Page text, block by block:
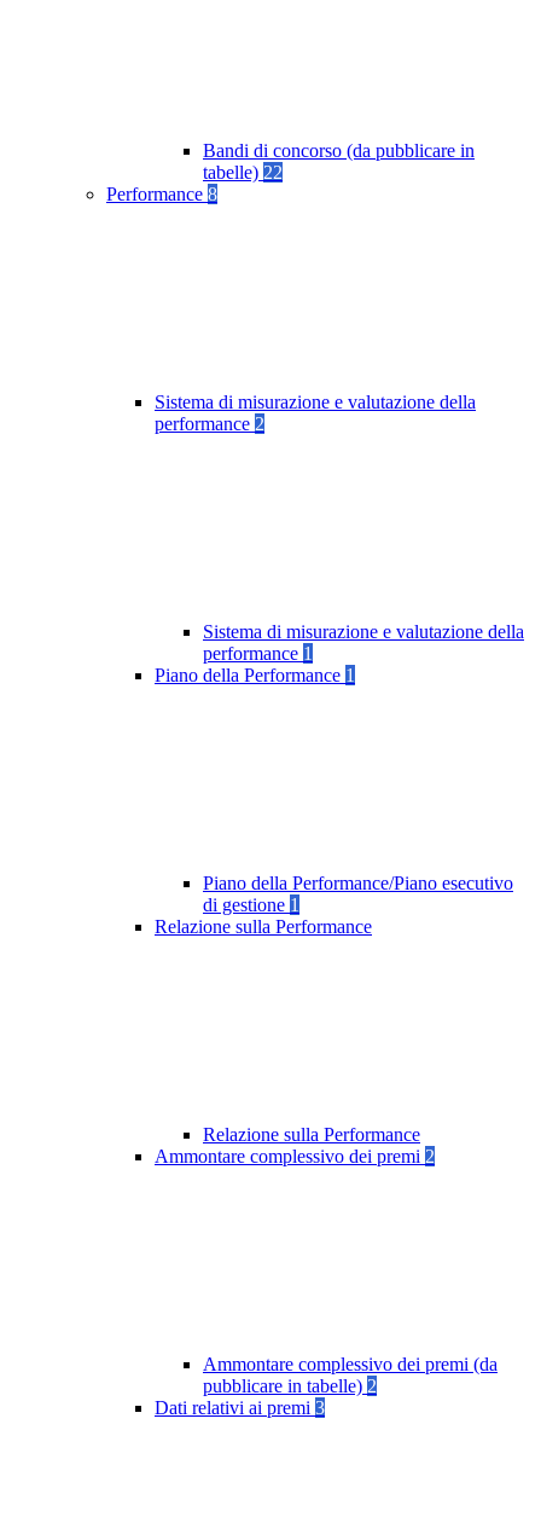
Bandi di concorso (da pubblicare in
tabelle) 22
Performance 8
Sistema di misurazione e valutazione della
performance 2
Sistema di misurazione e valutazione della
performance 1
Piano della Performance 1
Piano della Performance/Piano esecutivo
di gestione 1
Relazione sulla Performance
Relazione sulla Performance
Ammontare complessivo dei premi 2
Ammontare complessivo dei premi (da
pubblicare in tabelle) 2
Dati relativi ai premi 3